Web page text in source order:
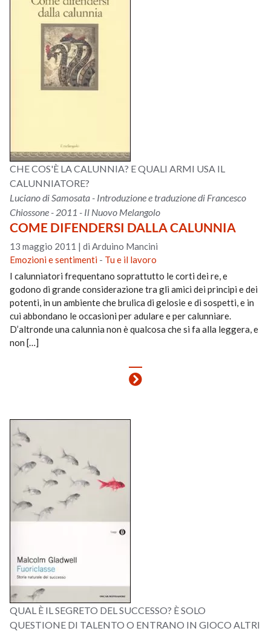
CHE COS'È LA CALUNNIA? E QUALI ARMI USA IL
CALUNNIATORE?
Luciano di Samosata - Introduzione e traduzione di Francesco
Chiossone - 2011 - Il Nuovo Melangolo
COME DIFENDERSI DALLA CALUNNIA
13 maggio 2011 |di Arduino Mancini
Emozioni e sentimenti - Tu e il lavoro
I calunniatori frequentano soprattutto le corti dei re, e
godono di grande considerazione tra gli amici dei principi e dei
potenti, in un ambiente che brulica di gelosie e di sospetti, e in
cui abbondano le occasioni per adulare e per calunniare.
D’altronde una calunnia non è qualcosa che si fa alla leggera, e
non […]
QUAL È IL SEGRETO DEL SUCCESSO? È SOLO
QUESTIONE DI TALENTO O ENTRANO IN GIOCO ALTRI